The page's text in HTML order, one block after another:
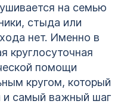
на семью
стыда или
нет. Именно в
круглосуточная
помощи
кругом, который
и самый важный шаг